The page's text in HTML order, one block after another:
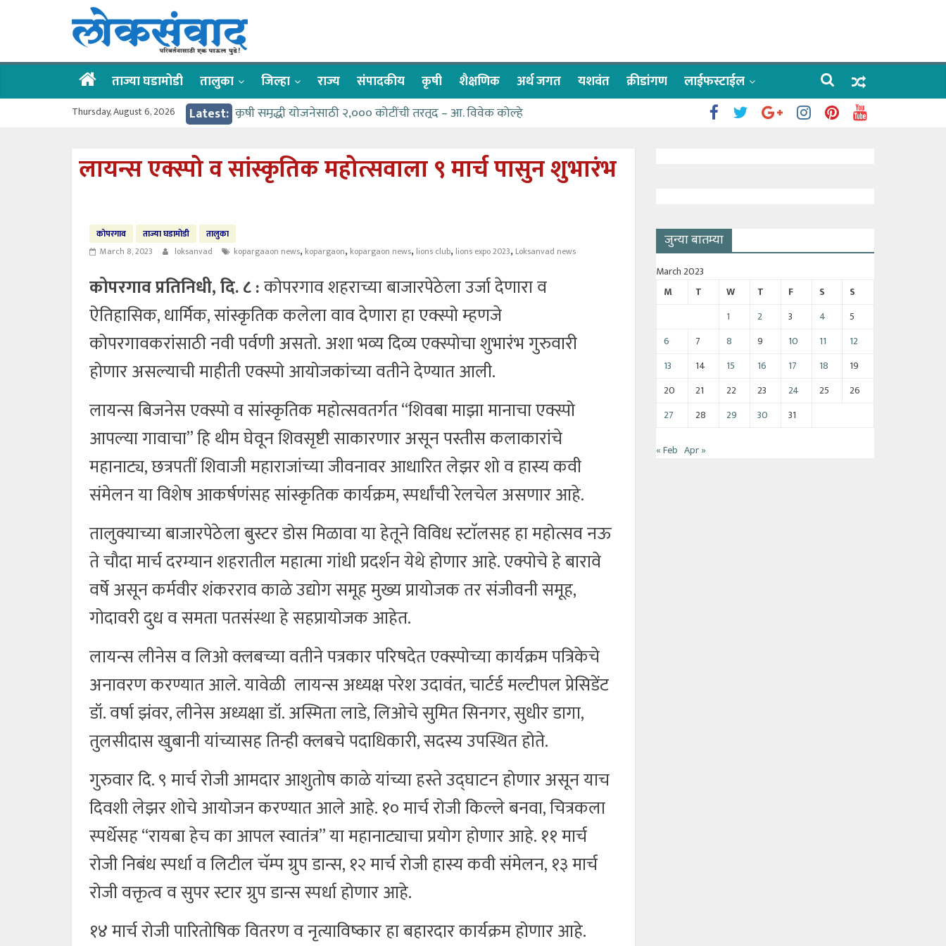
लोकसंवाद
ताज्या
घडामोडी
ताज्या घडामोडी तालुका जिल्हा राज्य संपादकीय कृषी शैक्षणिक अर्थ जगत यशवंत क्रीडांगण लाईफस्टाईल
Thursday, August 6, 2026 Latest: कृषी समृद्धी योजनेसाठी २,००० कोटींची तरतूद – आ. विवेक कोल्हे
गुरू पौर्णिमा उत्सवात देश-विदेशातील दिड लाखाहून अधिक भाविकांनी घेतले ओम गुरूदेव माऊलींचे दर्शन
वाहतूक कोंडीत अडकलेल्या नागरिकांना संजीवनी युवा प्रतिष्ठानचा मदतीचा हात
लायन्स एक्स्पो व सांस्कृतिक महोत्सवाला ९ मार्च पासुन शुभारंभ
कोपरगाव ताज्या घडामोडी
तालुका
March 8, 2023
loksanvad kopargaaon news, kopargaon, kopargaon news, lions club, lions expo 2023, Loksanvad news
कोपरगाव प्रतिनिधी, दि. ८ :कोपरगाव शहराच्या बाजारपेठेला उर्जा देणारा व
ऐतिहासिक, धार्मिक, सांस्कृतिक कलेला वाव देणारा हा एक्स्पो म्हणजे
कोपरगावकरांसाठी नवी पर्वणी असतो. अशा भव्य दिव्य एक्स्पोचा शुभारंभ गुरुवारी
होणार असल्याची माहीती एक्स्पो आयोजकांच्या वतीने देण्यात आली.
लायन्स बिजनेस एक्स्पो व सांस्कृतिक महोत्सवतर्गत “शिवबा माझा मानाचा एक्स्पो
आपल्या गावाचा” हि थीम घेवून शिवसृष्टी साकारणार असून पस्तीस कलाकारांचे
महानाट्य, छत्रपतीं शिवाजी महाराजांच्या जीवनावर आधारित लेझर शो व हास्य कवी
संमेलन या विशेष आकर्षणंसह सांस्कृतिक कार्यक्रम, स्पर्धांची रेलचेल असणार आहे.
तालुक्याच्या बाजारपेठेला बुस्टर डोस मिळावा या हेतूने विविध स्टाॅलसह हा महोत्सव नऊ
ते चौदा मार्च दरम्यान शहरातील महात्मा गांधी प्रदर्शन येथे होणार आहे. एक्पोचे हे बारावे
वर्षे असून कर्मवीर शंकरराव काळे उद्योग समूह मुख्य प्रायोजक तर संजीवनी समूह,
गोदावरी दुध व समता पतसंस्था हे सहप्रायोजक आहेत.
लायन्स लीनेस व लिओ क्लबच्या वतीने पत्रकार परिषदेत एक्स्पोच्या कार्यक्रम पत्रिकेचे
अनावरण करण्यात आले. यावेळी लायन्स अध्यक्ष परेश उदावंत, चार्टर्ड मल्टीपल प्रेसिडेंट
डॉ. वर्षा झंवर, लीनेस अध्यक्षा डॉ. अस्मिता लाडे, लिओचे सुमित सिनगर, सुधीर डागा,
तुलसीदास खुबानी यांच्यासह तिन्ही क्लबचे पदाधिकारी, सदस्य उपस्थित होते.
गुरुवार दि. ९ मार्च रोजी आमदार आशुतोष काळे यांच्या हस्ते उद्घाटन होणार असून याच
दिवशी लेझर शोचे आयोजन करण्यात आले आहे. १० मार्च रोजी किल्ले बनवा, चित्रकला
स्पर्धेसह “रायबा हेच का आपल स्वातंत्र” या महानाट्याचा प्रयोग होणार आहे. ११ मार्च
रोजी निबंध स्पर्धा व लिटील चॅम्प ग्रुप डान्स, १२ मार्च रोजी हास्य कवी संमेलन, १३ मार्च
रोजी वक्तृत्व व सुपर स्टार ग्रुप डान्स स्पर्धा होणार आहे.
१४ मार्च रोजी पारितोषिक वितरण व नृत्याविष्कार हा बहारदार कार्यक्रम होणार आहे.
जुन्या बातम्या
March 2023
M
T W T F S
S
1
2 3 4
5
6
7 8 9 10 11
12
13
14 15 16 17 18
19
20
21 22 23 24 25
26
27
28 29 30 31
« Feb Apr »